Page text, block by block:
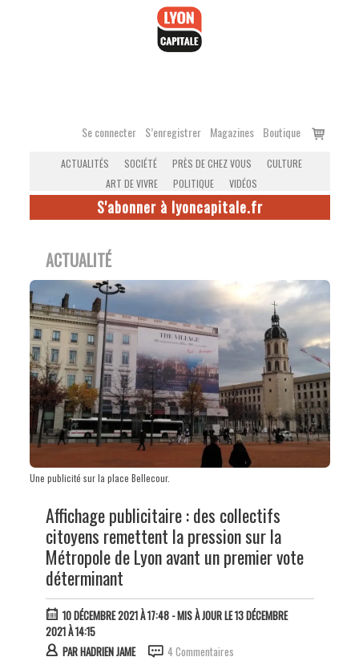
Se connecter S’enregistrer Magazines Boutique
Voir
ACTUALITÉS SOCIÉTÉ PRÈS DE CHEZ VOUS
CULTURE
ART DE VIVRE
POLITIQUE VIDÉOS
S'abonner à lyoncapitale.fr
ACTUALITÉ
Une publicité sur la place Bellecour.
Affichage publicitaire : des collectifs
citoyens remettent la pression sur la
Métropole de Lyon avant un premier vote
déterminant
10 DÉCEMBRE 2021 À 17:48- MIS À JOUR LE 13 DÉCEMBRE
2021 À 14:15
PARHADRIEN JAME 4 Commentaires